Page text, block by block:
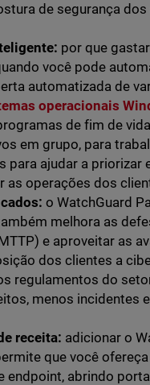
de segurança
por que
você pode
automatizada de
operacionais
de fim de
em grupo, para
para ajudar a priorizar
as operações dos
o WatchGuard
melhora as
e aproveitar as
dos clientes a
regulamentos do
menos incidentes
receita: adicionar o
que você
endpoint, abrindo